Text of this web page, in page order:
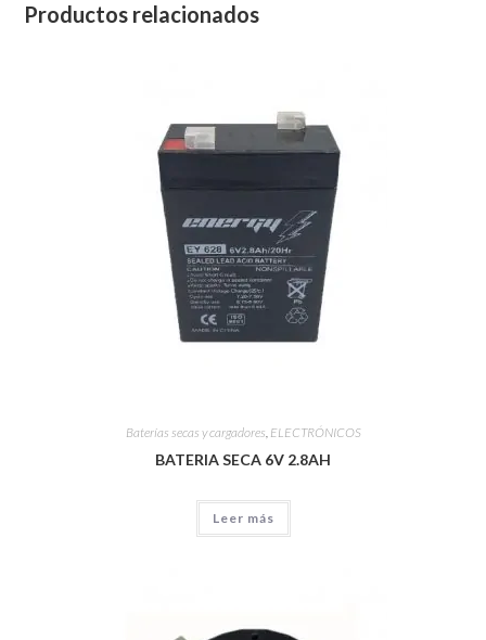
Productos relacionados
Baterías secas y cargadores, ELECTRÓNICOS
BATERIA SECA 6V 2.8AH
Leer más